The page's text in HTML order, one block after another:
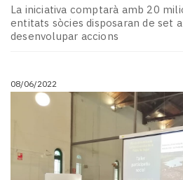
La iniciativa comptarà amb 20
entitats sòcies disposaran de set
desenvolupar accions
08/06/2022